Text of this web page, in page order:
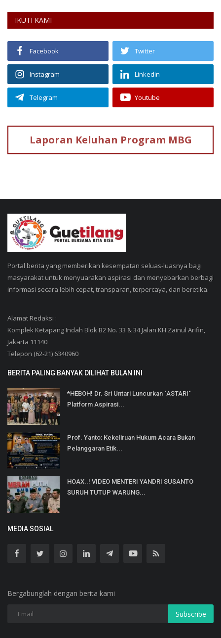
IKUTI KAMI
Facebook Twitter
Instagram Linkedin
Telegram Youtube
Laporan Keluhan Program MBG
Portal berita yang memberikan kesempatan seluas-luasnya bagi
masyarakat untuk menyuarakan aspirasi dan menyebarkan berbagi
informasi secara lebih cepat, transparan, terpercaya, dan beretika.
Alamat Redaksi :
Komplek Ketapang Indah Blok B2 No. 33 & 34 Jalan KH Zainul Arifin,
Jakarta 11140
Telepon (62-21) 6340960
BERITA PALING BANYAK DILIHAT BULAN INI
*HEBOH! Dr. Sri Untari Luncurkan "ASTARI"
Platform Aspirasi...
Prof. Yanto: Kekeliruan Hukum Acara Bukan
Pelanggaran Etik...
HOAX..! VIDEO MENTERI YANDRI SUSANTO
SURUH TUTUP WARUNG...
MEDIA SOSIAL
Bergabunglah dengan berita kami
Subscribe